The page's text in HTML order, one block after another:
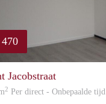
470
Jacobstraat
2 Per direct - Onbepaalde tijd